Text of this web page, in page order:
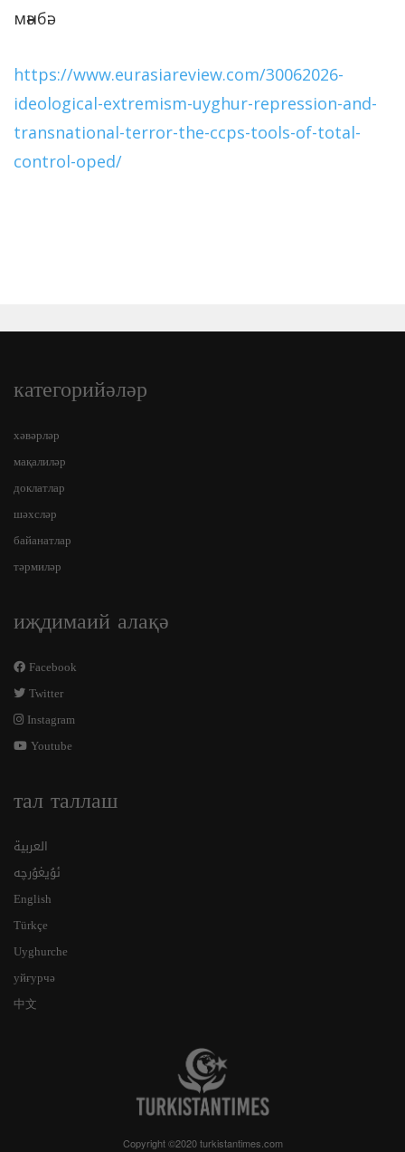
мәнбә:
https://www.eurasiareview.com/30062026-
ideological-extremism-uyghur-repression-and-
transnational-terror-the-ccps-tools-of-total-
control-oped/
категорийәләр
хәвәрләр
мақалиләр
доклатлар
шәхсләр
байанатлар
тәрмиләр
иҗдимаий алақә
Facebook
Twitter
Instagram
Youtube
тал таллаш
العربية
ئۇيغۇرچە
English
Türkçe
Uyghurche
уйғурчә
中文
Copyright ©2020 turkistantimes.com